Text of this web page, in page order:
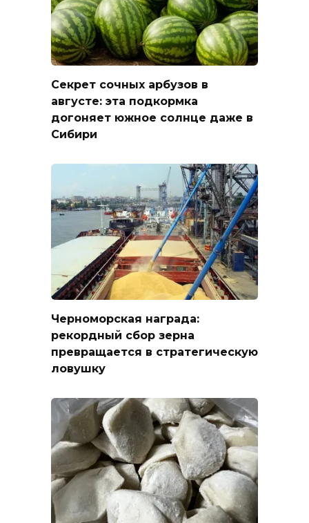
Секрет сочных арбузов в
августе: эта подкормка
догоняет южное солнце даже в
Сибири
Черноморская награда:
рекордный сбор зерна
превращается в стратегическую
ловушку